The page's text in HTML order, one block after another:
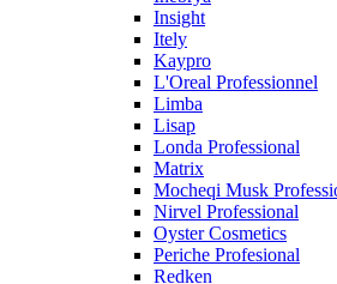
Insight
Itely
Kaypro
L'Oreal Professionnel
Limba
Lisap
Londa Professional
Matrix
Mocheqi Musk
Nirvel Professional
Oyster Cosmetics
Periche Profesional
Redken